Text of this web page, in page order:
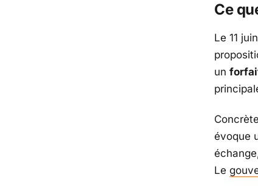
Ce
Le 11
un
évoque
Le